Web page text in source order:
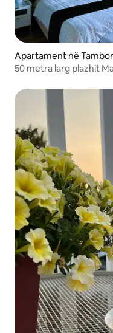
Apartament në
50 metra larg plazhit